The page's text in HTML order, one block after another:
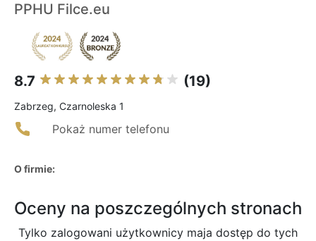
PPHU Filce.eu
8.7 (19)
Zabrzeg, Czarnoleska 1
Pokaż numer telefonu
O firmie:
Oceny na poszczególnych stronach
Tylko zalogowani użytkownicy maja dostęp do tych